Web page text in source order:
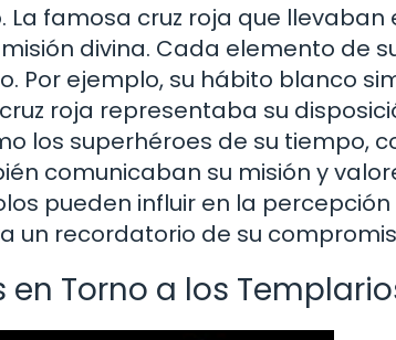
La famosa cruz roja que llevaban
divina. Cada elemento de
Por ejemplo, su hábito blanco
roja representaba su
los superhéroes de su tiempo,
comunicaban su misión y
pueden influir en la percepción
un recordatorio de su
en Torno a los